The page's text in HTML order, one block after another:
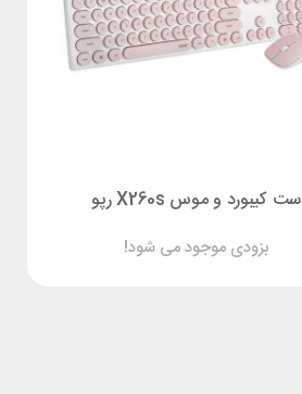
ست کیبورد و موس X260s رپو
بزودی موجود می شود!